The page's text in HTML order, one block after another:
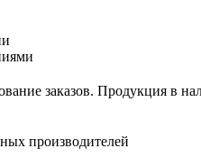
заказов. Продукция в
производителей